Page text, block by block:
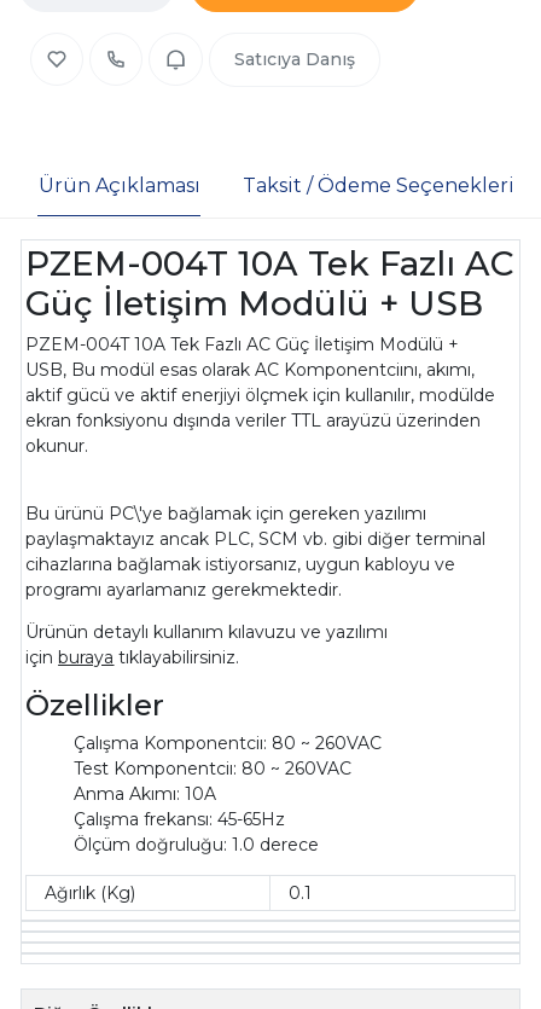
Satıcıya Danış
Ürün Açıklaması Taksit / Ödeme Seçenekleri
PZEM-004T 10A Tek Fazlı AC
Güç İletişim Modülü + USB
PZEM-004T 10A Tek Fazlı AC Güç İletişim Modülü +
USB, Bu modül esas olarak AC Komponentciını, akımı,
aktif gücü ve aktif enerjiyi ölçmek için kullanılır, modülde
ekran fonksiyonu dışında veriler TTL arayüzü üzerinden
okunur.
Bu ürünü PC\'ye bağlamak için gereken yazılımı
paylaşmaktayız ancak PLC, SCM vb. gibi diğer terminal
cihazlarına bağlamak istiyorsanız, uygun kabloyu ve
programı ayarlamanız gerekmektedir.
Ürünün detaylı kullanım kılavuzu ve yazılımı
için buraya tıklayabilirsiniz.
Özellikler
Çalışma Komponentciı: 80 ~ 260VAC
Test Komponentciı: 80 ~ 260VAC
Anma Akımı: 10A
Çalışma frekansı: 45-65Hz
Ölçüm doğruluğu: 1.0 derece
Ağırlık (Kg) 0.1